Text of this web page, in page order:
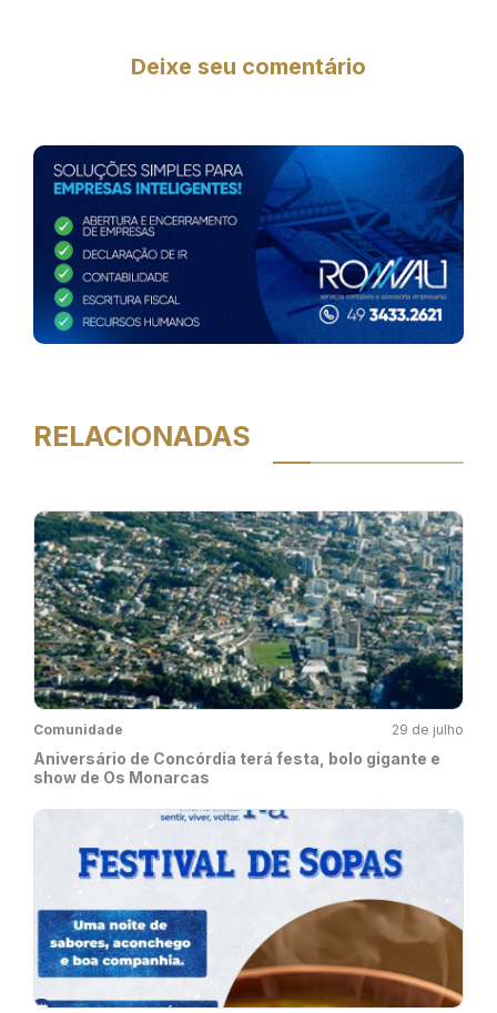
Deixe seu comentário
RELACIONADAS
Comunidade 29 de julho
Aniversário de Concórdia terá festa, bolo gigante e
show de Os Monarcas